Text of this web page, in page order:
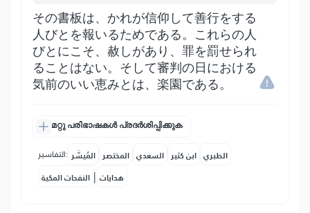
その書板は、かれが信仰して善行をする
人びとを報いるためである。これらの人
びとにこそ、赦しがあり、罪を罰せられ
ることはない。そして審判の日における
気前のいい恵みとは、楽園である。
മറ്റു പരിഭാഷകൾ പ്രദർശിപ്പിക്കുക
التفاسير: المُيسَّر المختصر السعدي ابن كثير الطبري
النفحات المكية | هدايات